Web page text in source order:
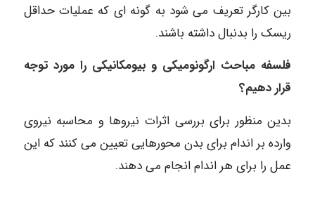
بین کارگر تعریف می شود به گونه ای که عملیات حداقل
ریسک را بدنبال داشته باشند.
فلسفه مباحث ارگونومیکی و بیومکانیکی را مورد توجه
قرار دهیم؟
بدین منظور برای بررسی اثرات نیروها و محاسبه نیروی
وارده بر اندام برای بدن محورهایی تعیین می کنند که این
عمل را برای هر اندام انجام می دهند.